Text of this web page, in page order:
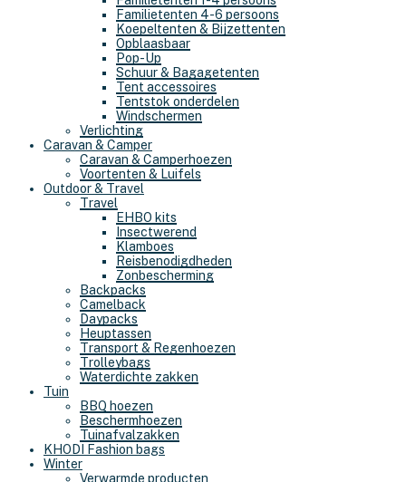
Familietenten 4-6 persoons
Koepeltenten & Bijzettenten
Opblaasbaar
Pop-Up
Schuur & Bagagetenten
Tent accessoires
Tentstok onderdelen
Windschermen
Verlichting
Caravan & Camper
Caravan & Camperhoezen
Voortenten & Luifels
Outdoor & Travel
Travel
EHBO kits
Insectwerend
Klamboes
Reisbenodigdheden
Zonbescherming
Backpacks
Camelback
Daypacks
Heuptassen
Transport & Regenhoezen
Trolleybags
Waterdichte zakken
Tuin
BBQ hoezen
Beschermhoezen
Tuinafvalzakken
KHODI Fashion bags
Winter
Verwarmde producten